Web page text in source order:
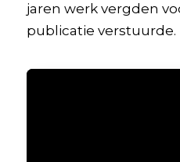
jaren werk vergden
publicatie verstuurde.